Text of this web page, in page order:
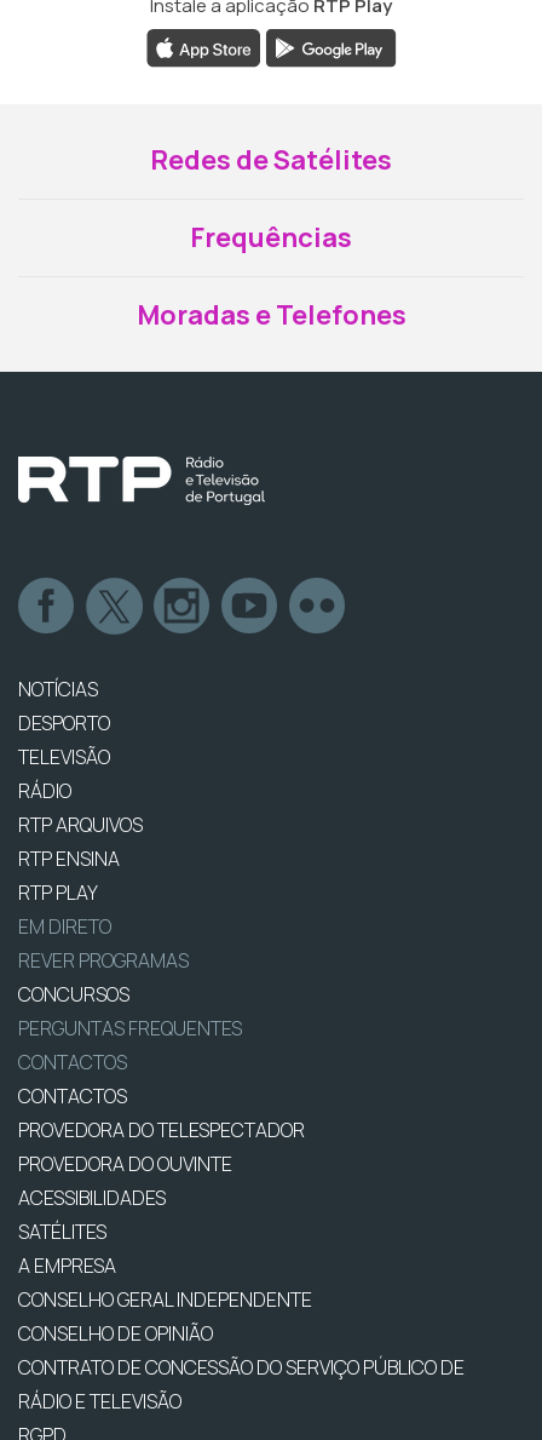
Redes de Satélites
Frequências
Moradas e Telefones
NOTÍCIAS
DESPORTO
TELEVISÃO
RÁDIO
RTP ARQUIVOS
RTP ENSINA
RTP PLAY
EM DIRETO
REVER PROGRAMAS
CONCURSOS
PERGUNTAS FREQUENTES
CONTACTOS
CONTACTOS
PROVEDORA DO TELESPECTADOR
PROVEDORA DO OUVINTE
ACESSIBILIDADES
SATÉLITES
A EMPRESA
CONSELHO GERAL INDEPENDENTE
CONSELHO DE OPINIÃO
CONTRATO DE CONCESSÃO DO SERVIÇO PÚBLICO DE
RÁDIO E TELEVISÃO